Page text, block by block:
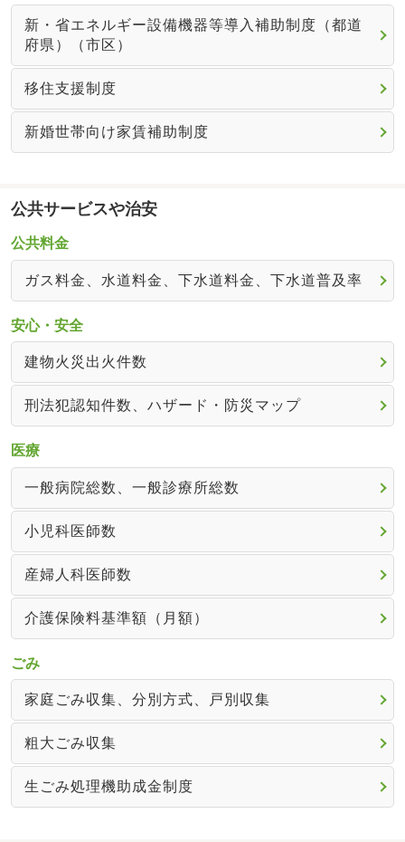
新・省エネルギー設備機器等導入補助制度（都道
府県）（市区）
移住支援制度
新婚世帯向け家賃補助制度
公共サービスや治安
公共料金
ガス料金、水道料金、下水道料金、下水道普及率
安心・安全
建物火災出火件数
刑法犯認知件数、ハザード・防災マップ
医療
一般病院総数、一般診療所総数
小児科医師数
産婦人科医師数
介護保険料基準額（月額）
ごみ
家庭ごみ収集、分別方式、戸別収集
粗大ごみ収集
生ごみ処理機助成金制度